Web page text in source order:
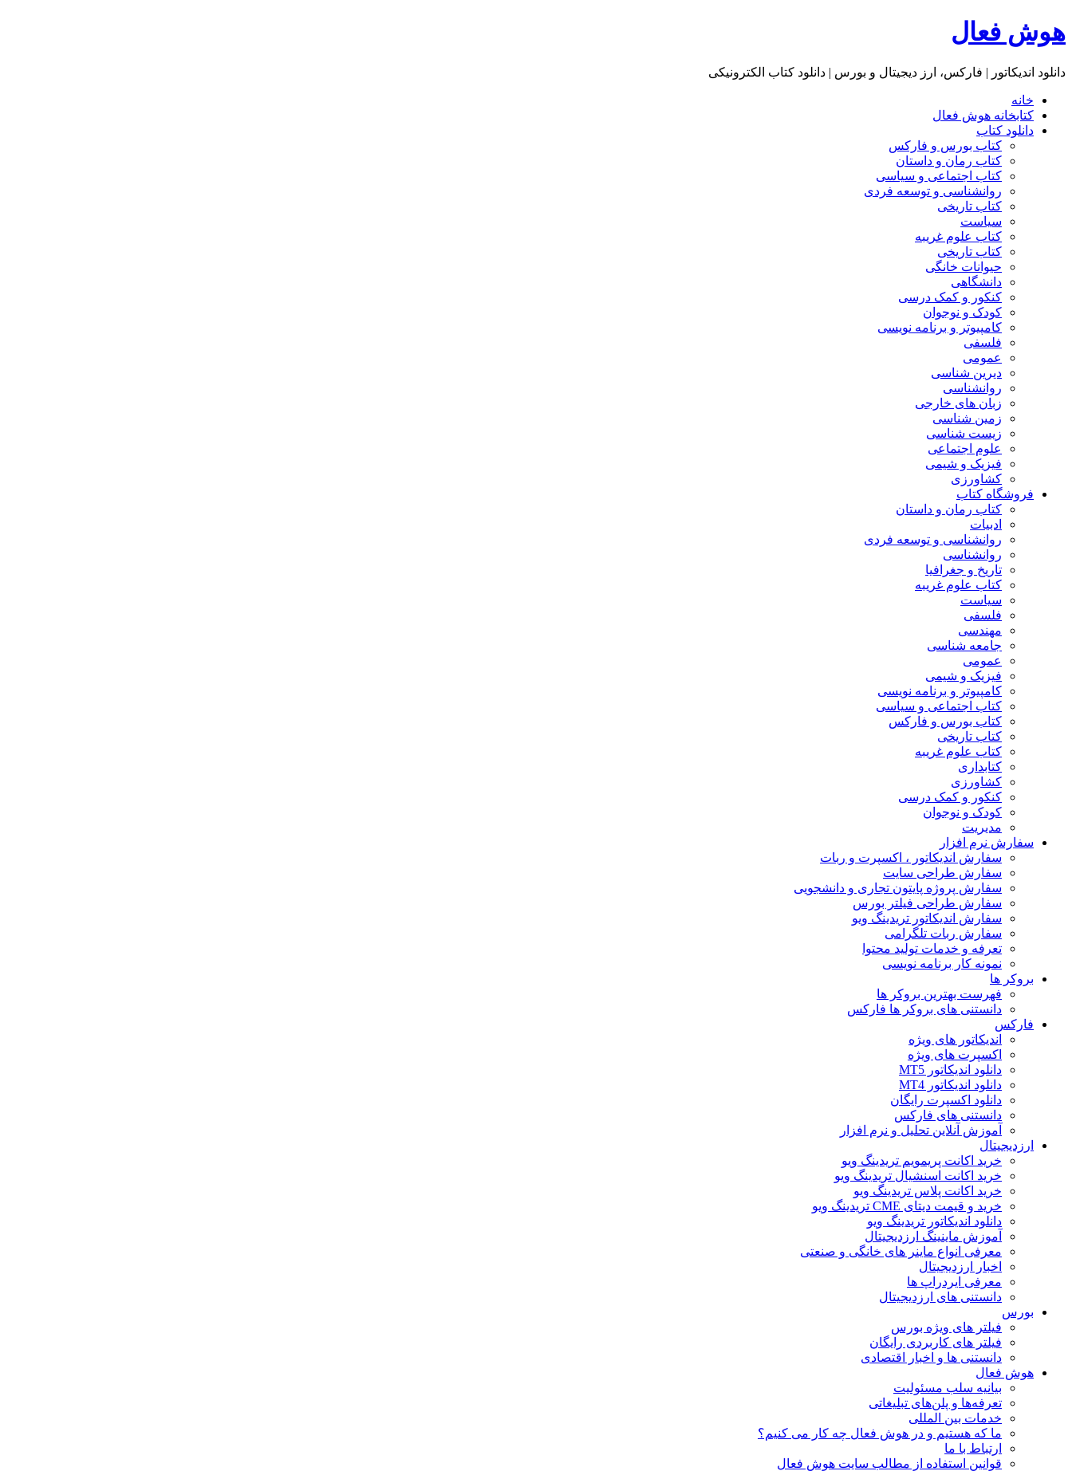
هوش فعال
دانلود اندیکاتور | فارکس، ارز دیجیتال و بورس | دانلود کتاب الکترونیکی
خانه
کتابخانه هوش فعال
دانلود کتاب
کتاب بورس و فارکس
کتاب رمان و داستان
کتاب اجتماعی و سیاسی
روانشناسی و توسعه فردی
کتاب تاریخی
سیاست
کتاب علوم غریبه
کتاب تاریخی
حیوانات خانگی
دانشگاهی
کنکور و کمک‌ درسی
کودک و نوجوان
کامپیوتر و برنامه نویسی
فلسفی
عمومی
دیرین شناسی
روانشناسی
زبان های خارجی
زمین شناسی
زیست شناسی
علوم اجتماعی
فیزیک و شیمی
کشاورزی
فروشگاه کتاب
کتاب رمان و داستان
ادبیات
روانشناسی و توسعه فردی
روانشناسی
تاریخ و جغرافیا
کتاب علوم غریبه
سیاست
فلسفی
مهندسی
جامعه شناسی
عمومی
فیزیک و شیمی
کامپیوتر و برنامه نویسی
کتاب اجتماعی و سیاسی
کتاب بورس و فارکس
کتاب تاریخی
کتاب علوم غریبه
کتابداری
کشاورزی
کنکور و کمک‌ درسی
کودک و نوجوان
مدیریت
سفارش نرم افزار
سفارش اندیکاتور ، اکسپرت و ربات
سفارش طراحی سایت
سفارش پروژه پایتون تجاری و دانشجویی
سفارش طراحی فیلتر بورس
سفارش اندیکاتور تریدینگ ویو
سفارش ربات تلگرامی
تعرفه و خدمات تولید محتوا
نمونه کار برنامه نویسی
بروکر ها
فهرست بهترین بروکر ها
دانستنی های بروکر ها فارکس
فارکس
اندیکاتور های ویژه
اکسپرت های ویژه
دانلود اندیکاتور MT5
دانلود اندیکاتور MT4
دانلود اکسپرت رایگان
دانستنی های فارکس
آموزش آنلاین تحلیل و نرم افزار
ارزدیجیتال
خرید اکانت پریمویم تریدینگ ویو
خرید اکانت اسنشیال تریدینگ ویو
خرید اکانت پلاس تریدینگ ویو
خرید و قیمت دیتای CME تریدینگ ویو
دانلود اندیکاتور تریدینگ ویو
آموزش ماینینگ ارزدیجیتال
معرفی انواع ماینر های خانگی و صنعتی
اخبار ارزدیجیتال
معرفی ایردراپ ها
دانستنی های ارزدیجیتال
بورس
فیلتر های ویژه بورس
فیلتر های کاربردی رایگان
دانستنی ها و اخبار اقتصادی
هوش فعال
بیانیه سلب مسئولیت
تعرفه‌ها و پلن‌های تبلیغاتی
خدمات بین المللی
ما که هستیم و در هوش فعال چه کار می کنیم؟
ارتباط با ما
قوانین استفاده از مطالب سایت هوش فعال